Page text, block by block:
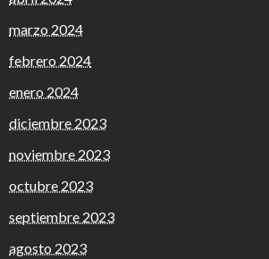
marzo 2024
febrero 2024
enero 2024
diciembre 2023
noviembre 2023
octubre 2023
septiembre 2023
agosto 2023